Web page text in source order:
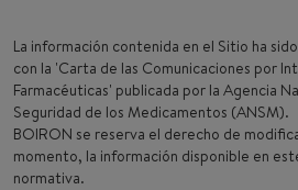
La información contenida en el Sitio ha
con la 'Carta de las Comunicaciones por
Farmacéuticas' publicada por la Agencia
Seguridad de los Medicamentos (ANSM).
BOIRON se reserva el derecho de
momento, la información disponible en
normativa.